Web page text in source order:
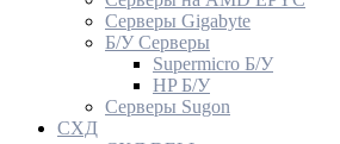
Серверы Gigabyte
Б/У Серверы
Supermicro Б/У
HP Б/У
Серверы Sugon
СХД